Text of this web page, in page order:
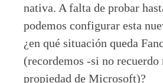
nativa. A falta de probar
podemos configurar esta
¿en qué situación queda
(recordemos -si no recuerdo
propiedad de Microsoft)?